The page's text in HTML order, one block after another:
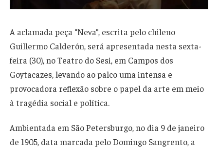
A aclamada peça “Neva”, escrita pelo chileno
Guillermo Calderón, será apresentada nesta sexta-
feira (30), no Teatro do Sesi, em Campos dos
Goytacazes, levando ao palco uma intensa e
provocadora reflexão sobre o papel da arte em meio
à tragédia social e política.
Ambientada em São Petersburgo, no dia 9 de janeiro
de 1905, data marcada pelo Domingo Sangrento, a